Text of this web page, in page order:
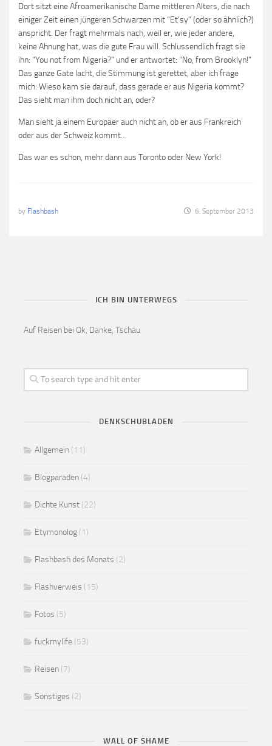
Dort sitzt eine Afroamerikanische Dame mittleren Alters, die nach
einiger Zeit einen jüngeren Schwarzen mit “Et’sy” (oder so ähnlich?)
anspricht. Der fragt mehrmals nach, weil er, wie jeder andere,
keine Ahnung hat, was die gute Frau will. Schlussendlich fragt sie
ihn: “You not from Nigeria?” und er antwortet: “No, from Brooklyn!”
Das ganze Gate lacht, die Stimmung ist gerettet, aber ich frage
mich: Wieso kam sie darauf, dass gerade er aus Nigeria kommt?
Das sieht man ihm doch nicht an, oder?
Man sieht ja einem Europäer auch nicht an, ob er aus Frankreich
oder aus der Schweiz kommt…
Das war es schon, mehr dann aus Toronto oder New York!
by Flashbash 6. September 2013
ICH BIN UNTERWEGS
Auf Reisen bei Ok, Danke, Tschau
DENKSCHUBLADEN
Allgemein (11)
Blogparaden (4)
Dichte Kunst (22)
Etymonolog (1)
Flashbash des Monats (2)
Flashverweis (15)
Fotos (5)
fuckmylife (53)
Reisen (7)
Sonstiges (2)
WALL OF SHAME